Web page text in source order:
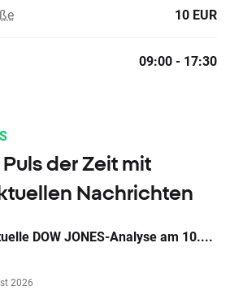
10 EUR
09:00 - 17:30
der Zeit mit
Nachrichten
DOW JONES-Analyse am 10....
2026